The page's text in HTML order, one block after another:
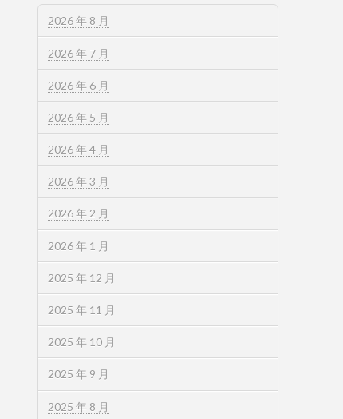
2026 年 8 月
2026 年 7 月
2026 年 6 月
2026 年 5 月
2026 年 4 月
2026 年 3 月
2026 年 2 月
2026 年 1 月
2025 年 12 月
2025 年 11 月
2025 年 10 月
2025 年 9 月
2025 年 8 月